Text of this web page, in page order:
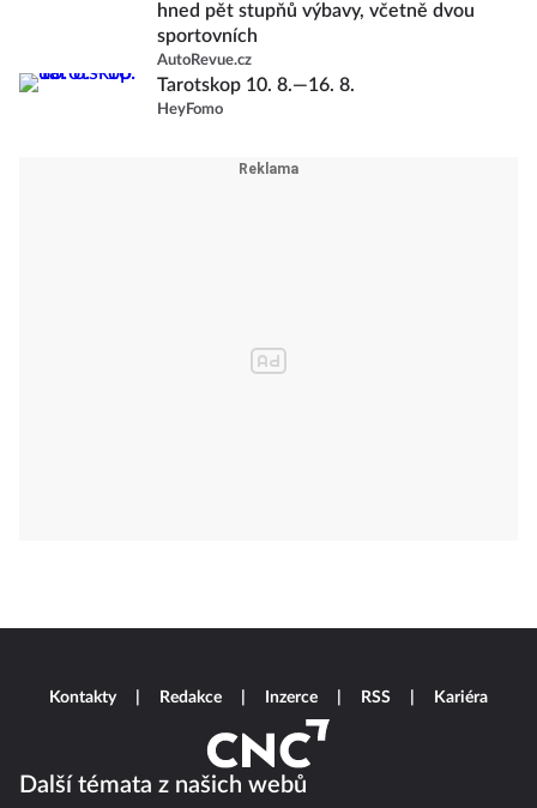
hned pět stupňů výbavy, včetně dvou
sportovních
AutoRevue.cz
Tarotskop 10. 8.—16. 8.
HeyFomo
Další témata z našich webů
Kontakty Redakce Inzerce RSS Kariéra